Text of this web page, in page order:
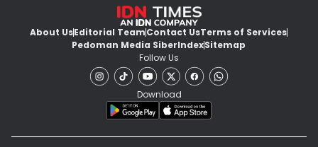
About UsEditorial TeamContact UsTerms of Services
Pedoman Media SiberIndexSitemap
Follow Us
Download